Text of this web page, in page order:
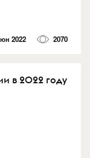
2022 2070
в 2022 году